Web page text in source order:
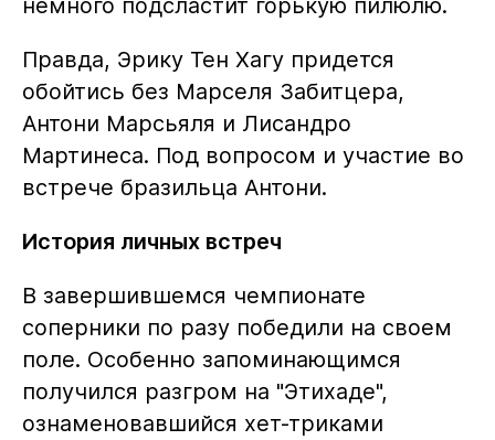
немного подсластит горькую пилюлю.
Правда, Эрику Тен Хагу придется
обойтись без Марселя Забитцера,
Антони Марсьяля и Лисандро
Мартинеса. Под вопросом и участие во
встрече бразильца Антони.
История личных встреч
В завершившемся чемпионате
соперники по разу победили на своем
поле. Особенно запоминающимся
получился разгром на "Этихаде",
ознаменовавшийся хет-триками